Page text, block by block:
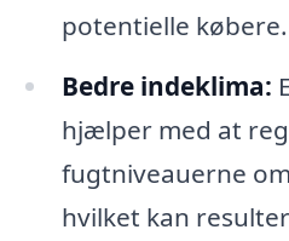
potentielle købere.
Bedre indeklima:
hjælper med at
fugtniveauerne
hvilket kan